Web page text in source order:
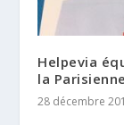
Helpevia
la Parisienne
28 décembre